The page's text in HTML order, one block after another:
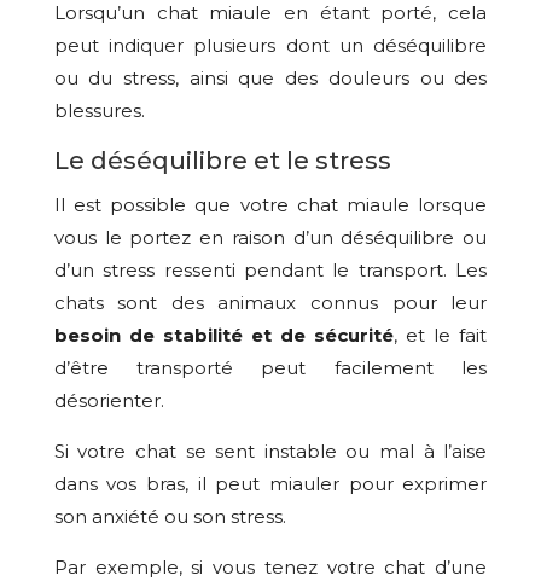
Lorsqu’un chat miaule en étant porté, cela
peut indiquer plusieurs dont un déséquilibre
ou du stress, ainsi que des douleurs ou des
blessures.
Le déséquilibre et le stress
Il est possible que votre chat miaule lorsque
vous le portez en raison d’un déséquilibre ou
d’un stress ressenti pendant le transport. Les
chats sont des animaux connus pour leur
besoin de stabilité et de sécurité, et le fait
d’être transporté peut facilement les
désorienter.
Si votre chat se sent instable ou mal à l’aise
dans vos bras, il peut miauler pour exprimer
son anxiété ou son stress.
Par exemple, si vous tenez votre chat d’une